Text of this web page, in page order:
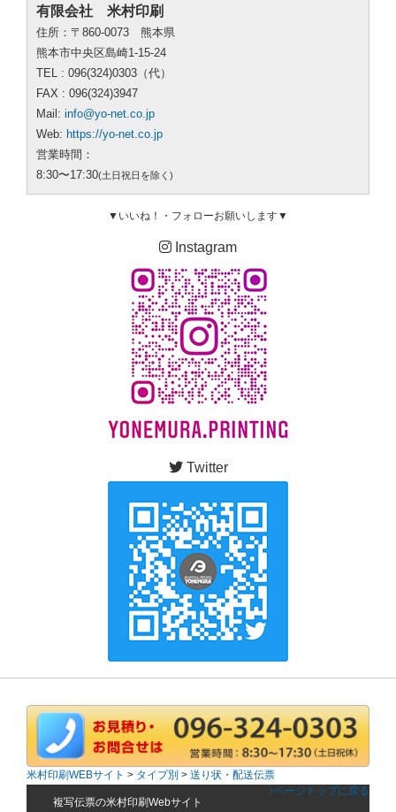
有限会社 米村印刷
住所：〒860-0073 熊本県
熊本市中央区島崎1-15-24
TEL : 096(324)0303（代）
FAX : 096(324)3947
Mail: info@yo-net.co.jp
Web: https://yo-net.co.jp
営業時間：
8:30〜17:30(土日祝日を除く)
▼いいね！・フォローお願いします▼
Instagram
Twitter
米村印刷WEBサイト > タイプ別 > 送り状・配送伝票
↑ページトップに戻る
複写伝票の米村印刷Webサイト